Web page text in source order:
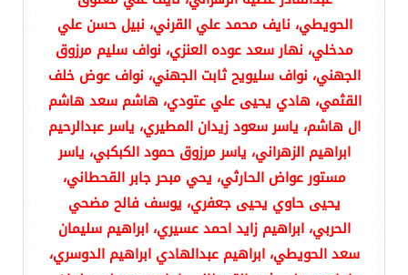
الحويطي، نايف محمد علي القرني، نبيل حسن علي
مدخلي، نهار سعد عوده العنزي، نواف سليم مرزوق
الجهني، نواف سليويح ثابت الجهني، نواف عوض خلف
القثمي، هادي يحيى علي عتودي، هاشم سعد هاشم
ال هاشم، ياسر سعود زيدان المطيري، ياسر عبدالرحيم
ابراهيم الزهراني، ياسر مرزوق حمود الكبكبي، ياسر
مستور عواض الحارثي، يحي مبحر جابر القحطاني،
يحيى حاوي يحيى جعفري، يوسف فالح مضحي
الحربي، ابراهيم زايد احمد عسيري، ابراهيم سليمان
سعد الحويطي، ابراهيم عبدالهادي ابراهيم الدوسري،